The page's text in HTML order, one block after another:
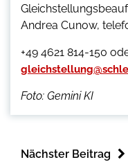
Andrea Cunow,
+49 4621 814-150
Foto: Gemini KI
Nächster Beitrag